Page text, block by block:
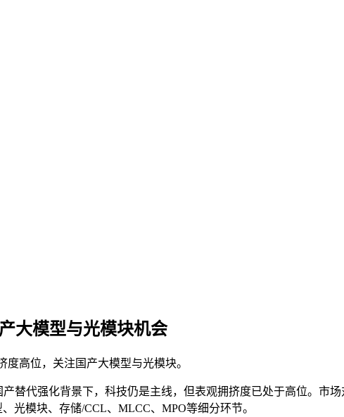
大模型与光模块机会
高位，关注国产大模型与光模块。
替代强化背景下，科技仍是主线，但表观拥挤度已处于高位。市
光模块、存储/CCL、MLCC、MPO等细分环节。